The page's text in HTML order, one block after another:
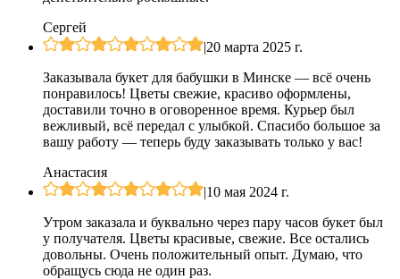
Сергей
|20 марта 2025 г.
Заказывала букет для бабушки в Минске — всё очень
понравилось! Цветы свежие, красиво оформлены,
доставили точно в оговоренное время. Курьер был
вежливый, всё передал с улыбкой. Спасибо большое за
вашу работу — теперь буду заказывать только у вас!
Анастасия
|10 мая 2024 г.
Утром заказала и буквально через пару часов букет был
у получателя. Цветы красивые, свежие. Все остались
довольны. Очень положительный опыт. Думаю, что
обращусь сюда не один раз.